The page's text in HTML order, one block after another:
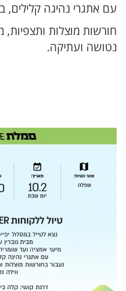
עם אתגרי נהיגה קלילים,
חורשות מוצלות ותצפיות,
נטושה ועתיקה.